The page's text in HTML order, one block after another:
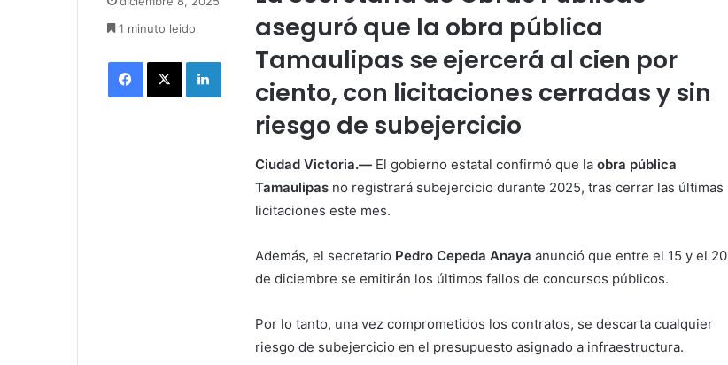
aseguró que la obra pública
Tamaulipas se ejercerá al cien por
ciento, con licitaciones cerradas y sin
riesgo de subejercicio
Ciudad Victoria.— El gobierno estatal confirmó que la obra pública
Tamaulipas no registrará subejercicio durante 2025, tras cerrar las últimas
licitaciones este mes.
Además, el secretario Pedro Cepeda Anaya anunció que entre el 15 y el 20
de diciembre se emitirán los últimos fallos de concursos públicos.
Por lo tanto, una vez comprometidos los contratos, se descarta cualquier
riesgo de subejercicio en el presupuesto asignado a infraestructura.
n
e
1 minuto leido
Facebook X LinkedIn